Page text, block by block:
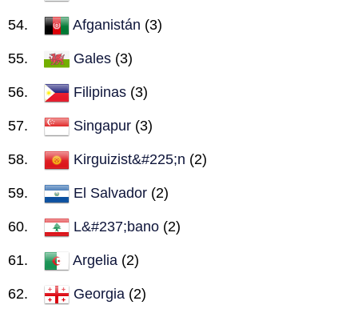
Afganistán (3)
Gales (3)
Filipinas (3)
Singapur (3)
Kirguizist&#225;n (2)
El Salvador (2)
L&#237;bano (2)
Argelia (2)
Georgia (2)